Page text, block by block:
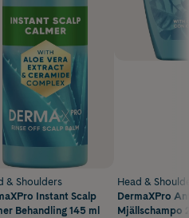
& Shoulders
Instant Scalp
Behandling 145 ml
Head &
DermaXPro
Mjällschampo